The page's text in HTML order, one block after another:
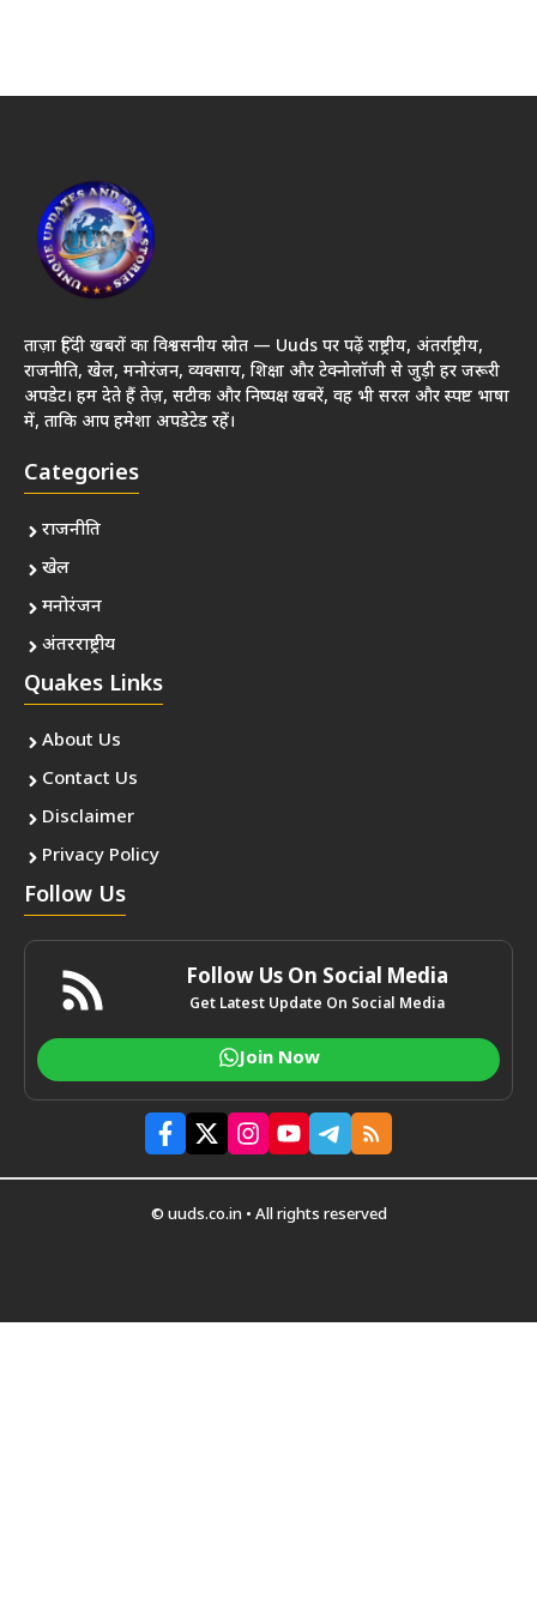
ताज़ा हिंदी खबरों का विश्वसनीय स्रोत — Uuds पर पढ़ें राष्ट्रीय, अंतर्राष्ट्रीय,
राजनीति, खेल, मनोरंजन, व्यवसाय, शिक्षा और टेक्नोलॉजी से जुड़ी हर जरूरी
अपडेट। हम देते हैं तेज़, सटीक और निष्पक्ष खबरें, वह भी सरल और स्पष्ट भाषा
में, ताकि आप हमेशा अपडेटेड रहें।
Categories
राजनीति
खेल
मनोरंजन
अंतरराष्ट्रीय
Quakes Links
About Us
Contact Us
Disclaimer
Privacy Policy
Follow Us
Follow Us On Social Media
Get Latest Update On Social Media
Join Now
© uuds.co.in • All rights reserved